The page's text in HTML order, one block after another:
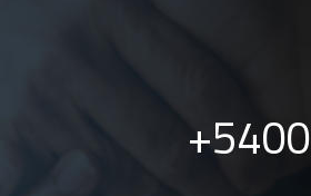
5400